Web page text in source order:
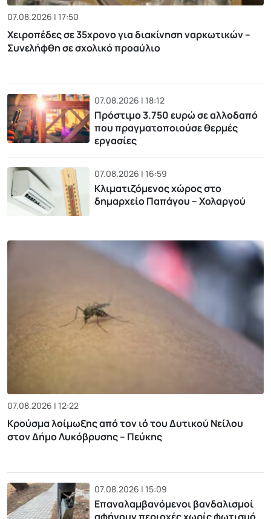
07.08.2026 | 17:50
Χειροπέδες σε 35χρονο για διακίνηση ναρκωτικών –
Συνελήφθη σε σχολικό προαύλιο
07.08.2026 | 18:12
Πρόστιμο 3.750 ευρώ σε αλλοδαπό
που πραγματοποιούσε θερμές
εργασίες
07.08.2026 | 16:59
Κλιματιζόμενος χώρος στο
δημαρχείο Παπάγου – Χολαργού
07.08.2026 | 12:22
Κρούσμα λοίμωξης από τον ιό του Δυτικού Νείλου
στον Δήμο Λυκόβρυσης – Πεύκης
07.08.2026 | 15:09
Επαναλαμβανόμενοι βανδαλισμοί